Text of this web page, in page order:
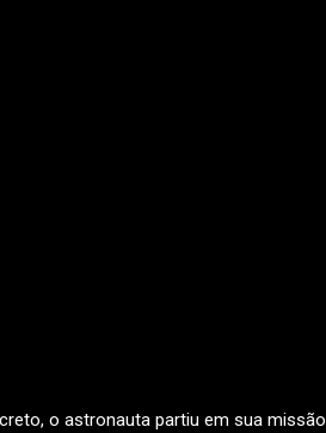
o astronauta partiu em sua